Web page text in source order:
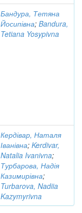
Бандура, Тетяна
Йосипівна; Bandura,
Tetiana Yosypivna
Кердівар, Наталя
Іванівна; Kerdivar,
Natalia Ivanivna;
Турбарова, Надія
Казимирівна;
Turbarova, Nadiia
Kazymyrivna